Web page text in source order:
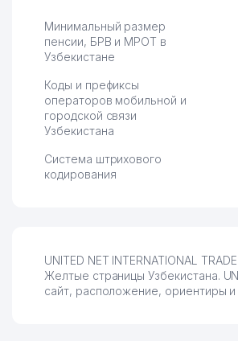
Минимальный размер
пенсии, БРВ и МРОТ в
Узбекистане
Коды и префиксы
операторов мобильной и
городской связи
Узбекистана
Система штрихового
кодирования
UNITED NET INTERNATIONAL
Желтые страницы Узбекистана.
сайт, расположение, ориентиры